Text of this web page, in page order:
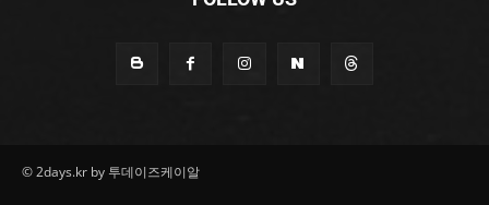
© 2days.kr by 투데이즈케이알